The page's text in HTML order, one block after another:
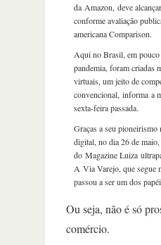
da Amazon, deve
conforme avaliação
americana Comparison.
Aqui no Brasil, em pouco
pandemia, foram criadas
virtuais, um jeito de
convencional, informa a
sexta-feira passada.
Graças a seu pioneirismo
digital, no dia 26 de
do Magazine Luiza
A Via Varejo, que segue
passou a ser um dos
Ou seja, não é só
comércio.